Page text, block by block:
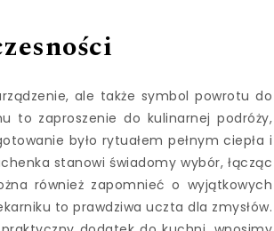
ale także symbol powrotu do
to zaproszenie do kulinarnej podróży,
było rytuałem pełnym ciepła i
stanowi świadomy wybór, łącząc
również zapomnieć o wyjątkowych
to prawdziwa uczta dla zmysłów.